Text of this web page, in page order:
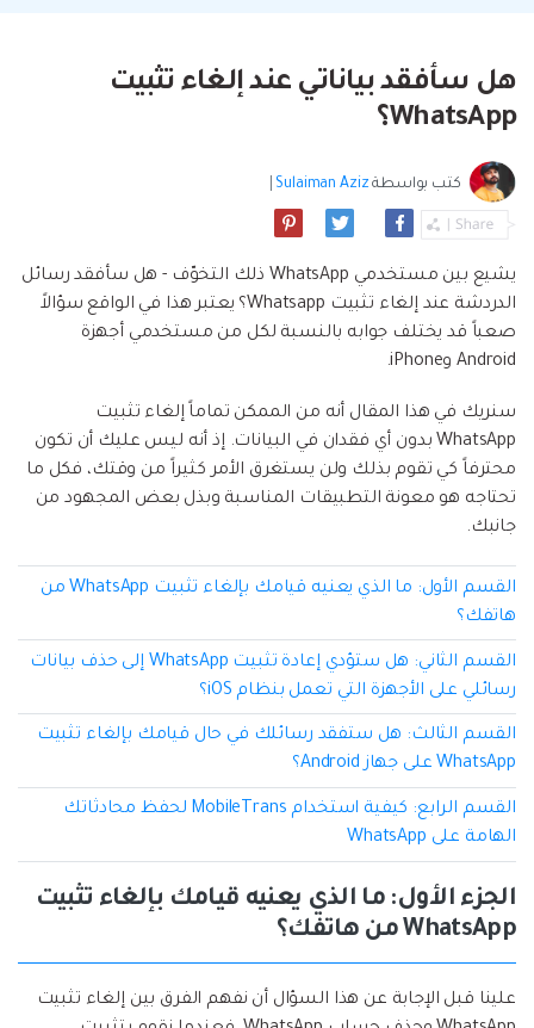
مشاهدة جميع المنتجات
Explore
ملخص
Video
Photo
Creative Center
Explore
Explore
ملخص
دمج ملفات PDF
محول PDF
قوالب PDF
الرقابة الأبوية والمراقبة.
MobileTrans
Repairit
استعادة الفيديو التالف.
مشاهدة جميع المنتجات
Explore
ملخص
استعادة الصور
نقل WhatsApp
تحديث iOS
تسجيل الدخول
على الكمبيوتر، واستعادتها بسهولة
أخرى.
تطبيقات الهاتف
Mutsapper(سابق Wutsapper)
MobileTrans App
نقل بيانات الهاتف وبيانات WhatsApp والملفات بين
الأجهزة.
Status Saver for WhatsApp
حفاظ الحالة ، وقراءة الدردشات المحذوفة، واستخدام
اثنين من WhatsApp، والمزيد من أجلك.
المقالات المتميزة
تعلم المزيد
تحميل
هل سأفقد بياناتي عند إلغاء تثبيت
WhatsApp؟
كتب بواسطةSulaiman Aziz
يشيع بين مستخدمي WhatsApp ذلك التخوّف - هل سأفقد رسائل
الدردشة عند إلغاء تثبيت Whatsapp؟ يعتبر هذا في الواقع سؤالاً
صعباً قد يختلف جوابه بالنسبة لكل من مستخدمي أجهزة
Android وiPhone.
سنريك في هذا المقال أنه من الممكن تماماً إلغاء تثبيت
WhatsApp بدون أي فقدان في البيانات. إذ أنه ليس عليك أن تكون
محترفاً كي تقوم بذلك ولن يستغرق الأمر كثيراً من وقتك، فكل ما
تحتاجه هو معونة التطبيقات المناسبة وبذل بعض المجهود من
جانبك.
القسم الأول: ما الذي يعنيه قيامك بإلغاء تثبيت WhatsApp من
هاتفك؟
القسم الثاني: هل ستؤدي إعادة تثبيت WhatsApp إلى حذف بيانات
رسائلي على الأجهزة التي تعمل بنظام iOS؟
القسم الثالث: هل ستفقد رسائلك في حال قيامك بإلغاء تثبيت
WhatsApp على جهاز Android؟
القسم الرابع: كيفية استخدام MobileTrans لحفظ محادثاتك
الهامة على WhatsApp
الجزء الأول: ما الذي يعنيه قيامك بإلغاء تثبيت
WhatsApp من هاتفك؟
علينا قبل الإجابة عن هذا السؤال أن نفهم الفرق بين إلغاء تثبيت